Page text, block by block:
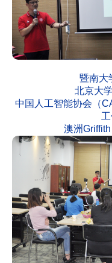
暨南
北京大
中国人工智能协会（
澳洲